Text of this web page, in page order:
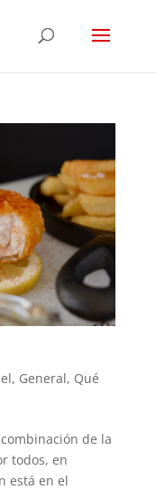
, General, Qué
combinación de la
todos, en
está en el